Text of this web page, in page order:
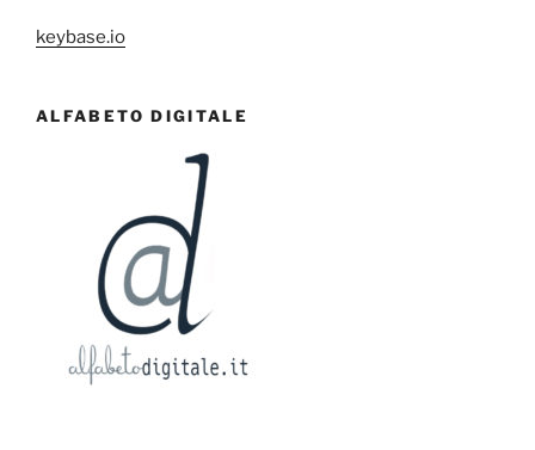
keybase.io
ALFABETO DIGITALE